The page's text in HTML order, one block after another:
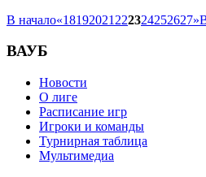
В начало«18192021 222324252627»
ВАУБ
Новости
О лиге
Расписание игр
Игроки и команды
Турнирная таблица
Мультимедиа